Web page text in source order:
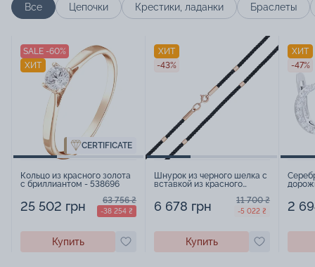
Все Цепочки Крестики, ладанки Браслеты
SALE -60%
ХИТ
CERTIFICATE
Кольцо из красного золота
с бриллиантом - 538696
25 502 грн 63 756 ₴
-38 254 ₴
Купить
ХИТ
-43%
Шнурок из черного шелка с
вставкой из красного
6 678 грн 11 700 ₴
-5 022 ₴
Купить
ХИТ
-47%
2